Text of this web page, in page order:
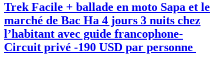
Trek Facile + ballade en moto Sapa et le
marché de Bac Ha 4 jours 3 nuits chez
l’habitant avec guide francophone-
Circuit privé -190 USD par personne